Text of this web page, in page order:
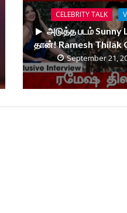
CELEBRITY TALK
அடுத்த படம் Sunny
தான்! Ramesh Thilak
September 21,